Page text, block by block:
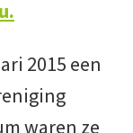
2015 een